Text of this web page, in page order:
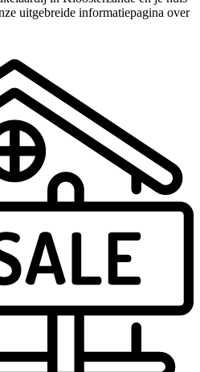
uitgebreide informatiepagina over